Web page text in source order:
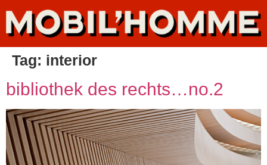
Tag: interior
bibliothek des rechts…no.2